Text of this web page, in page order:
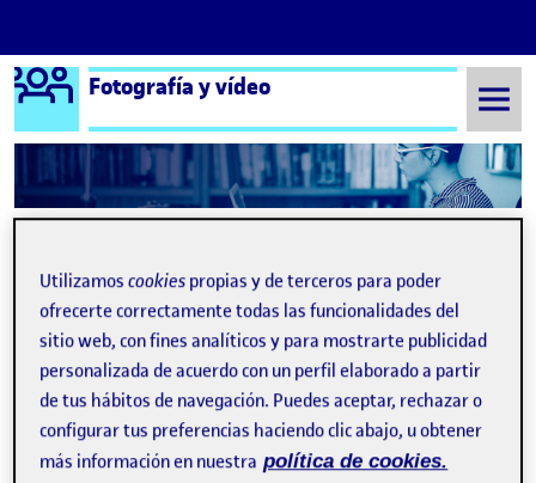
Saltar al contenido
Logo Ágora
Fotografía y vídeo
Jennifer Molano Navarro
Publicado porPEC FINAL
Publicado por
Jennifer Molano Navarro
Visibilidad:
Pública- Fecha de publicación
15 May 2022 -1 comentario en PEC FINAL
¡Hola! Los enlaces para acceder al perfil de instagram y al reels
Utilizamoscookies propias y de terceros para poder
ofrecerte correctamente todas las funcionalidades del
sitio web, con fines analíticos y para mostrarte publicidad
personalizada de acuerdo con un perfil elaborado a partir
de tus hábitos de navegación. Puedes aceptar, rechazar o
configurar tus preferencias haciendo clic abajo, u obtener
más información en nuestra política de cookies.